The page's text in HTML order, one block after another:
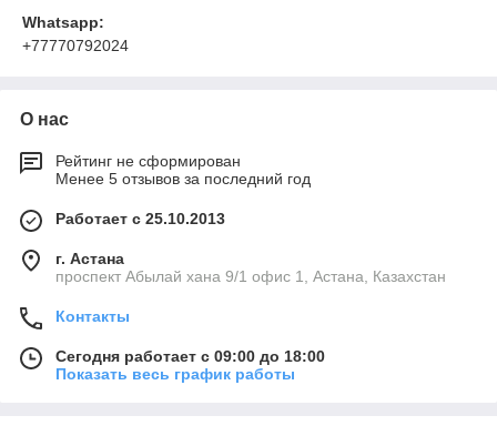
Whatsapp:
+77770792024
О нас
Рейтинг не сформирован
Менее 5 отзывов за последний год
Работает с 25.10.2013
г. Астана
проспект Абылай хана 9/1 офис 1, Астана, Казахстан
Контакты
Сегодня работает с 09:00 до 18:00
Показать весь график работы